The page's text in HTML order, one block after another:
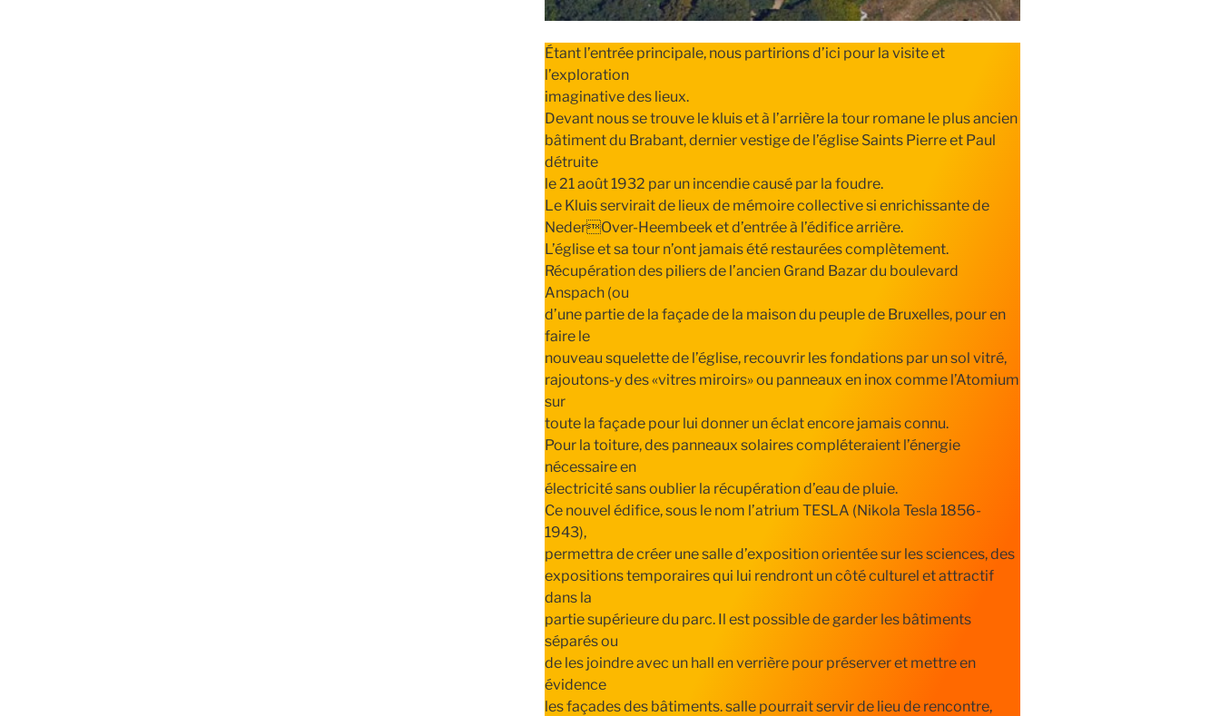
Étant l’entrée principale, nous partirions d’ici pour la visite et
l’exploration
imaginative des lieux.
Devant nous se trouve le kluis et à l’arrière la tour romane le plus ancien
bâtiment du Brabant, dernier vestige de l’église Saints Pierre et Paul
détruite
le 21 août 1932 par un incendie causé par la foudre.
Le Kluis servirait de lieux de mémoire collective si enrichissante de
NederOver-Heembeek et d’entrée à l’édifice arrière.
L’église et sa tour n’ont jamais été restaurées complètement.
Récupération des piliers de l’ancien Grand Bazar du boulevard
Anspach (ou
d’une partie de la façade de la maison du peuple de Bruxelles, pour en
faire le
nouveau squelette de l’église, recouvrir les fondations par un sol vitré,
rajoutons-y des «vitres miroirs» ou panneaux en inox comme l’Atomium
sur
toute la façade pour lui donner un éclat encore jamais connu.
Pour la toiture, des panneaux solaires compléteraient l’énergie
nécessaire en
électricité sans oublier la récupération d’eau de pluie.
Ce nouvel édifice, sous le nom l’atrium TESLA (Nikola Tesla 1856-
1943),
permettra de créer une salle d’exposition orientée sur les sciences, des
expositions temporaires qui lui rendront un côté culturel et attractif
dans la
partie supérieure du parc. Il est possible de garder les bâtiments
séparés ou
de les joindre avec un hall en verrière pour préserver et mettre en
évidence
les façades des bâtiments. salle pourrait servir de lieu de rencontre,